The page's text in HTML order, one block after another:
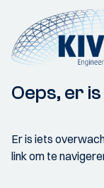
Oeps, er
Er is iets
link om te